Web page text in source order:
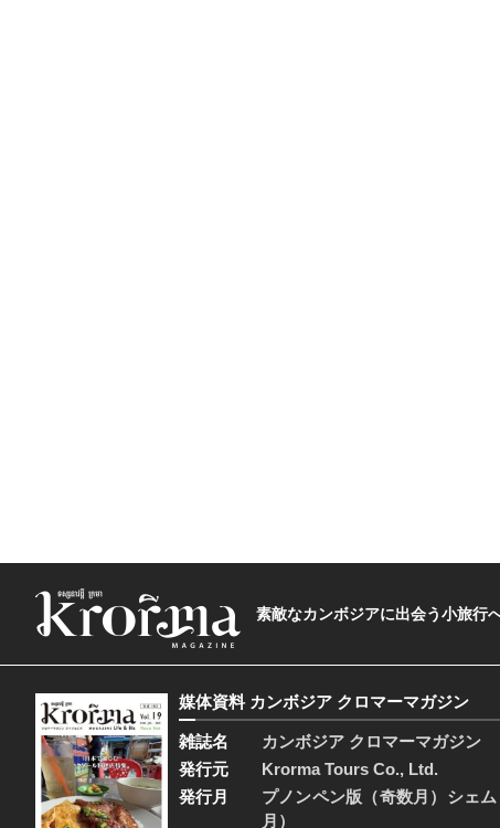
素敵なカンボジアに出会う小旅
媒体資料 カンボジア クロマーマガジン
雑誌名
カンボジア クロマーマガジン
発行元
Krorma Tours Co., Ltd.
発行月
プノンペン版（奇数月）シェ
月）